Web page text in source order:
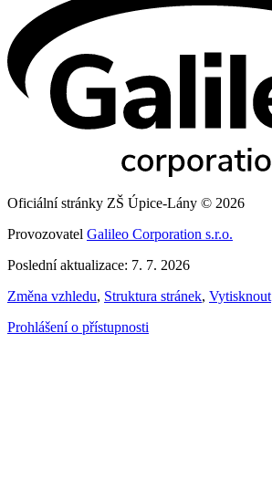
Oficiální stránky ZŠ Úpice-Lány © 2026
Provozovatel Galileo Corporation s.r.o.
Poslední aktualizace: 7. 7. 2026
Změna vzhledu, Struktura stránek, Vytisknout
Prohlášení o přístupnosti